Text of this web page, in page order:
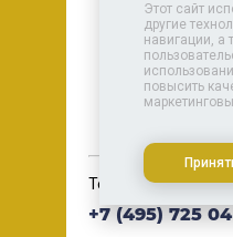
Телефон для
+7 (495) 725
Этот сайт
другие
навигации, а
повысить